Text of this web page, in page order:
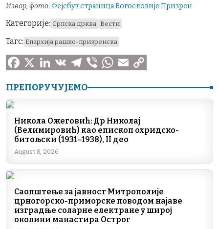
Извор, фото: Фејсбук страница Богословије Призрен
Категорије: Српска црква Вести
Тагс: Епархија рашко-призренска
a
c
o
i
k
e
d
I
K
e
e
g
a
m
i
e
r
t
s
p
i
l
y
n
ПРЕПОРУЧУЈЕМО
Никола Ожеговић: Др Николај
(Велимировић) као епископ охридско-
битољски (1931–1938), II део
August 8, 2026
Саопштење за јавност Митрополије
црногорско-приморске поводом најаве
изградње соларне електране у широј
околини манастира Острог